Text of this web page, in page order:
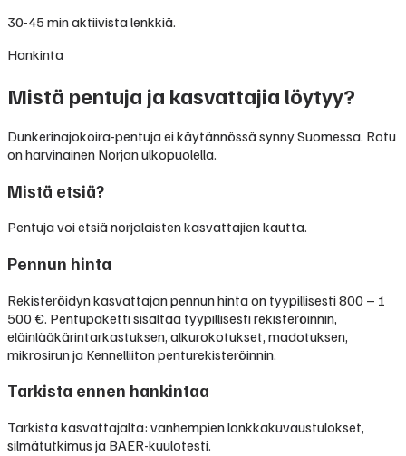
30-45 min aktiivista lenkkiä.
Hankinta
Mistä pentuja ja kasvattajia löytyy?
Dunkerinajokoira-pentuja ei käytännössä synny Suomessa. Rotu
on harvinainen Norjan ulkopuolella.
Mistä etsiä?
Pentuja voi etsiä norjalaisten kasvattajien kautta.
Pennun hinta
Rekisteröidyn kasvattajan pennun hinta on tyypillisesti800 – 1
500 €. Pentupaketti sisältää tyypillisesti rekisteröinnin,
eläinlääkärintarkastuksen, alkurokotukset, madotuksen,
mikrosirun ja Kennelliiton penturekisteröinnin.
Tarkista ennen hankintaa
Tarkista kasvattajalta: vanhempien lonkkakuvaustulokset,
silmätutkimus ja BAER-kuulotesti.